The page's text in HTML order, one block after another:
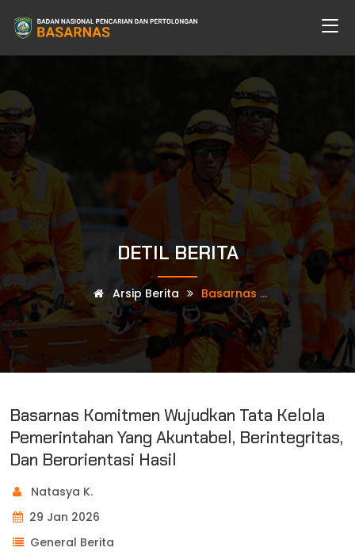
DETIL BERITA
Arsip Berita Basarnas ...
Basarnas Komitmen Wujudkan Tata Kelola
Pemerintahan Yang Akuntabel, Berintegritas,
Dan Berorientasi Hasil
Natasya K.
29 Jan 2026
General Berita